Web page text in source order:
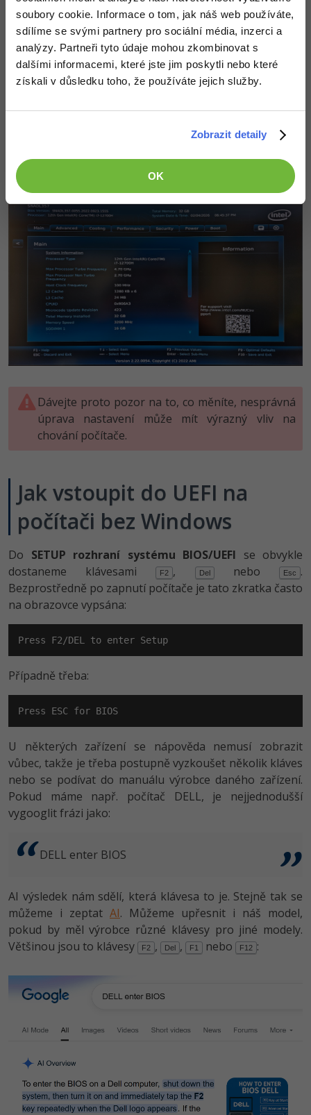
soubory cookie. Informace o tom, jak náš web používáte,
sdílíme se svými partnery pro sociální média, inzerci a
analýzy. Partneři tyto údaje mohou zkombinovat s
dalšími informacemi, které jste jim poskytli nebo které
získali v důsledku toho, že používáte jejich služby.
Zobrazit detaily
OK
Po dalším restartu počítače se otevře obrazovka
může to být např. takto:
Dávejte proto pozor na to, co měníte, nesprávná
úprava nastavení může mít výrazný vliv na
chování počítače.
Jak vstoupit do UEFI na
počítači bez Windows
Do SETUP rozhraní systému BIOS/UEFI se obvykle
dostaneme klávesami F2 , Del nebo Esc
.
Bezprostředně po zapnutí počítače je tato zkratka často
na obrazovce vypsána:
Press F2/DEL to enter Setup
Případně třeba:
Press ESC for BIOS
U některých zařízení se nápověda nemusí zobrazit
vůbec, takže je třeba postupně vyzkoušet několik kláves
nebo se podívat do manuálu výrobce daného zařízení.
Pokud máme např. počítač DELL, je nejjednodušší
vygooglit frázi jako:
DELL enter BIOS
AI výsledek nám sdělí, která klávesa to je. Stejně tak se
můžeme i zeptat AI. Můžeme upřesnit i náš model,
pokud by měl výrobce různé klávesy pro jiné modely.
Většinou jsou to klávesy
F2 , Del , F1 nebo F12 :